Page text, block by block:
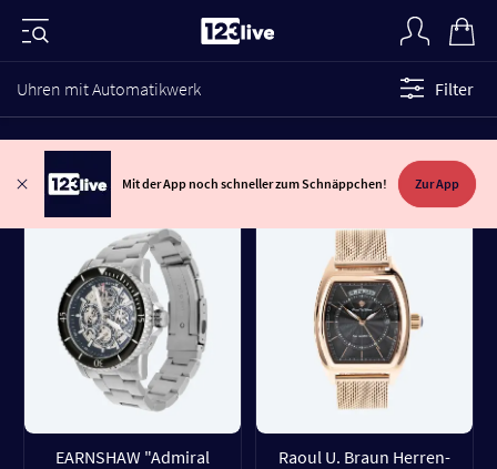
Uhren mit Automatikwerk Filter
Mit der App noch schneller zum Schnäppchen! Zur App
EARNSHAW "Admiral
Raoul U. Braun Herren-